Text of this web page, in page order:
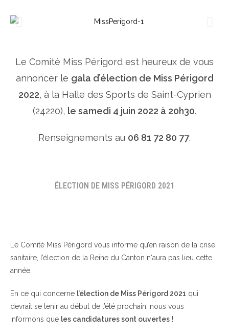
Le Comité Miss Périgord est heureux de vous
annoncer le gala d’élection de Miss Périgord
2022, à la Halle des Sports de Saint-Cyprien
(24220), le samedi 4 juin 2022 à 20h30.
Renseignements au 06 81 72 80 77.
ÉLECTION DE MISS PÉRIGORD 2021
Le Comité Miss Périgord vous informe qu’en raison de la crise
sanitaire, l’élection de la Reine du Canton n‘aura pas lieu cette
année.
En ce qui concerne l’élection de Miss Périgord 2021 qui
devrait se tenir au début de l’été prochain, nous vous
informons que les candidatures sont ouvertes !